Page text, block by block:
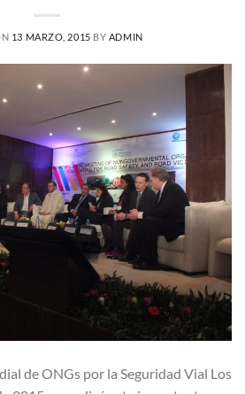
13 MARZO, 2015 BY ADMIN
de ONGs por la Seguridad Vial Los